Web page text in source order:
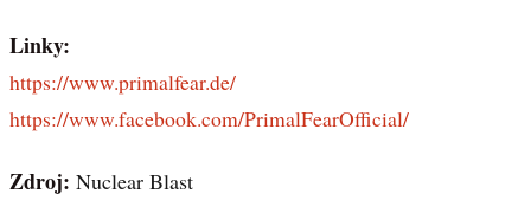
Linky:
https://www.primalfear.de/
https://www.facebook.com/PrimalFearOfficial/
Zdroj: Nuclear Blast